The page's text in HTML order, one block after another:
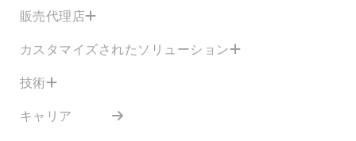
販売代理店
カスタマイズされたソリューション
技術
キャリア